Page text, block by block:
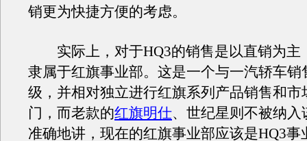
销更为快捷方便的考虑。
实际上，对于HQ3的销售是以直销为主
隶属于红旗事业部。这是一个与一汽轿车销
级，并相对独立进行红旗系列产品销售和市
门，而老款的红旗明仕、世纪星则不被纳入
准确地讲，现在的红旗事业部应该是HQ3事